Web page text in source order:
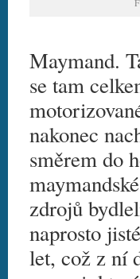
Maymand.
se tam
nakonec
směrem do
zdrojů
naprosto
let, což z ní